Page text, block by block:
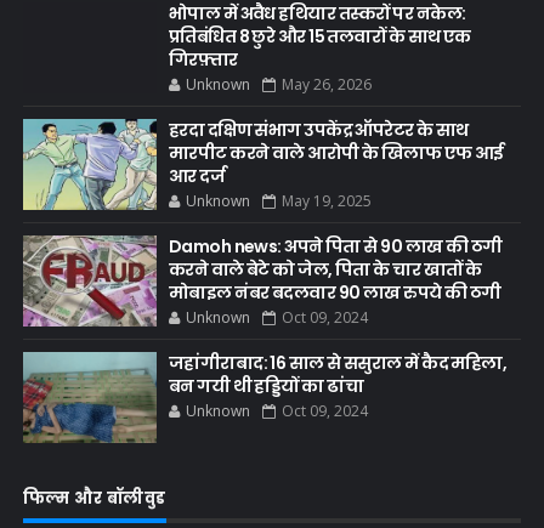
भोपाल में अवैध हथियार तस्करों पर नकेल:
प्रतिबंधित 8 छुरे और 15 तलवारों के साथ एक
गिरफ़्तार
Unknown May 26, 2026
हरदा दक्षिण संभाग उपकेंद्र ऑपरेटर के साथ
मारपीट करने वाले आरोपी के खिलाफ एफ आई
आर दर्ज
Unknown May 19, 2025
Damoh news: अपने पिता से 90 लाख की ठगी
करने वाले बेटे को जेल, पिता के चार खातों के
मोबाइल नंबर बदलवार 90 लाख रुपये की ठगी
Unknown Oct 09, 2024
जहांगीराबाद: 16 साल से ससुराल में कैद महिला,
बन गयी थी हड्डियों का ढांचा
Unknown Oct 09, 2024
फिल्म और बॉलीवुड